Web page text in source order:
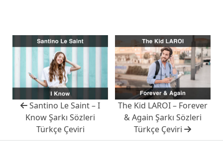
Santino Le Saint – I
Know Şarkı Sözleri
Türkçe Çeviri
The Kid LAROI – Forever
& Again Şarkı Sözleri
Türkçe Çeviri